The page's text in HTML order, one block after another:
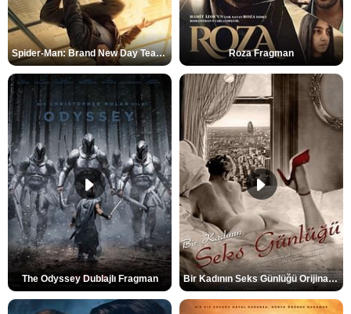
Spider-Man: Brand New Day Teaser Roza Fragman
The Odyssey Dublajlı Fragman Bir Kadının Seks Günlüğü Orijinal Fragman